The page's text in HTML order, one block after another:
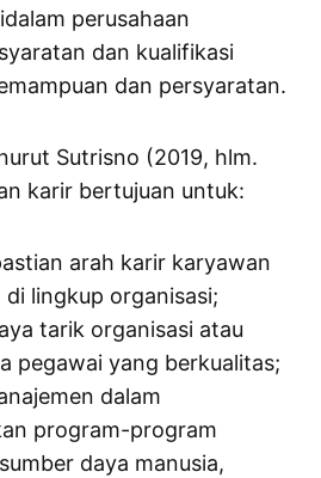
perusahaan
dan kualifikasi
dan persyaratan.
Sutrisno (2019, hlm.
karir bertujuan untuk:
arah karir karyawan
lingkup organisasi;
tarik organisasi atau
pegawai yang berkualitas;
dalam
program-program
daya manusia,